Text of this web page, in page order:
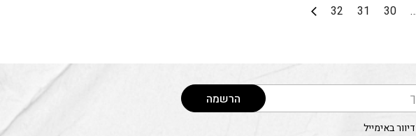
…
30
31
32
הרשמה
באימייל